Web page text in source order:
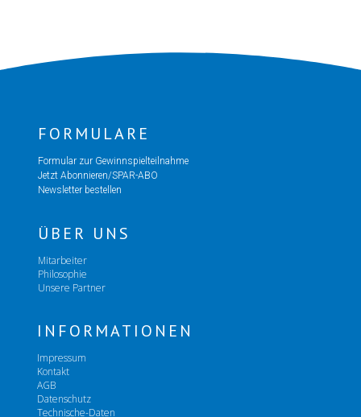
FORMULARE
Formular zur Gewinnspielteilnahme
Jetzt Abonnieren/SPAR-ABO
Newsletter bestellen
ÜBER UNS
Mitarbeiter
Philosophie
Unsere Partner
INFORMATIONEN
Impressum
Kontakt
AGB
Datenschutz
Technische-Daten